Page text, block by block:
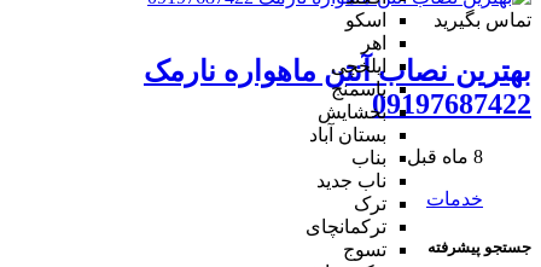
اسکو
اهر
ایلخچی
باسمنج
بخشایش
بستان آباد
بناب
ناب جدید
ترک
ترکمانچای
تسوج
تماس بگیرید
بهترین نصاب آنتن ماهواره نارمک
09197687422
8 ماه قبل
خدمات
جستجو پیشرفته